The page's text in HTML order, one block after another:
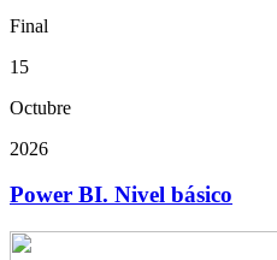
Final
15
Octubre
2026
Power BI. Nivel básico